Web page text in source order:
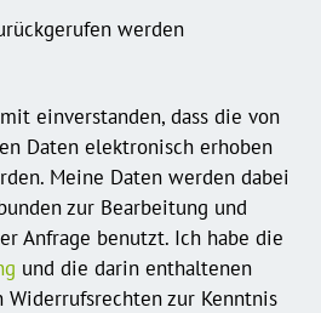
werden
einverstanden, dass die von
Daten elektronisch erhoben
Meine Daten werden dabei
zur Bearbeitung und
Anfrage benutzt. Ich habe die
und die darin enthaltenen
zur Kenntnis